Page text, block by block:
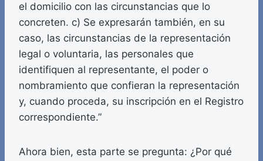
el domicilio con las circunstancias que lo
concreten. c) Se expresarán también, en su
caso, las circunstancias de la representación
legal o voluntaria, las personales que
identifiquen al representante, el poder o
nombramiento que confieran la representación
y, cuando proceda, su inscripción en el Registro
correspondiente.”
Ahora bien, esta parte se pregunta: ¿Por qué